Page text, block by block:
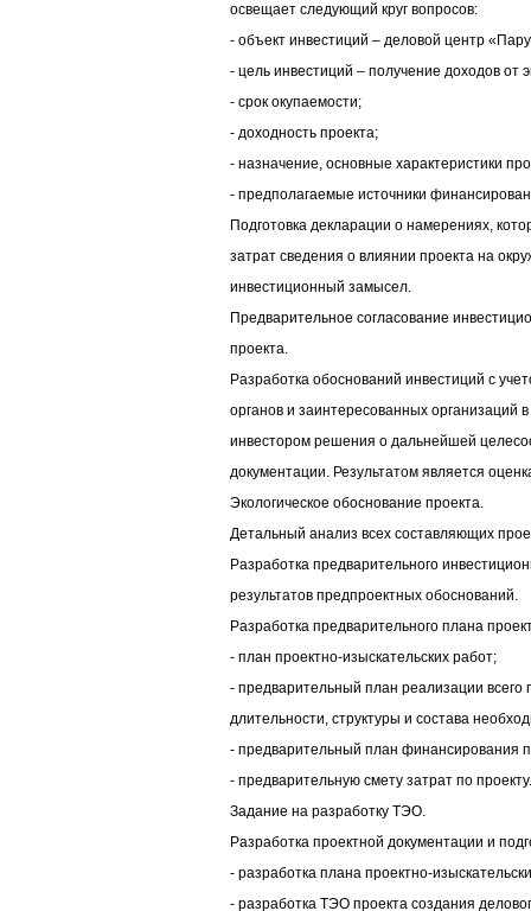
освещает следующий круг вопросов:
- объект инвестиций – деловой центр
- цель инвестиций – получение доходов от
- срок окупаемости;
- доходность проекта;
- назначение, основные характеристики
- предполагаемые источники
Подготовка декларации о намерениях,
затрат сведения о влиянии проекта на
инвестиционный замысел.
Предварительное согласование
проекта.
Разработка обоснований инвестиций с
органов и заинтересованных организаций
инвестором решения о дальнейшей
документации. Результатом является
Экологическое обоснование проекта.
Детальный анализ всех составляющих
Разработка предварительного
результатов предпроектных обоснований.
Разработка предварительного плана
- план проектно-изыскательских работ;
- предварительный план реализации всего
длительности, структуры и состава
- предварительный план финансирования
- предварительную смету затрат по проекту.
Задание на разработку ТЭО.
Разработка проектной документации и
- разработка плана проектно-
- разработка ТЭО проекта создания